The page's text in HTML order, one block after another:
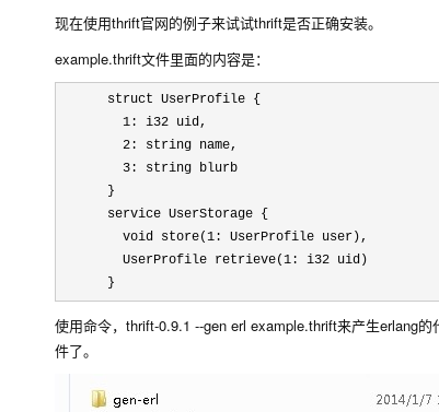
现在使用thrift官网的例子来试试thrift是否正确安装。
example.thrift文件里面的内容是：
      struct UserProfile {
        1: i32 uid,
        2: string name,
        3: string blurb
      }
      service UserStorage {
        void store(1: UserProfile user),
        UserProfile retrieve(1: i32 uid)
      }
使用命令，thrift-0.9.1 --gen erl example.thrift来产生erlang
件了。